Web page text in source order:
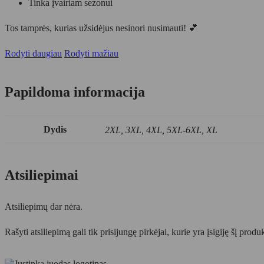
Tinka įvairiam sezonui
Tos tamprės, kurias užsidėjus nesinori nusimauti! 💕
Rodyti daugiau Rodyti mažiau
Papildoma informacija
Dydis 2XL, 3XL, 4XL, 5XL-6XL, XL
Atsiliepimai
Atsiliepimų dar nėra.
Rašyti atsiliepimą gali tik prisijungę pirkėjai, kurie yra įsigiję šį